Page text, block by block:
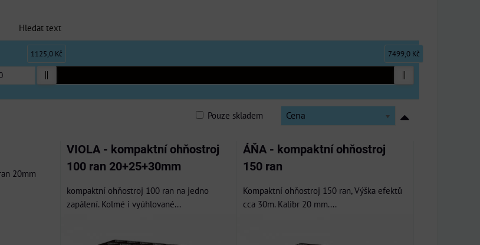
Hledat text
1125,0 Kč 7499,0 Kč
Cena
Pouze skladem
20mm
VIOLA - kompaktní ohňostroj
100 ran 20+25+30mm
kompaktní ohňostroj 100 ran na jedno
zapálení. Kolmé i vyúhlované...
ÁŇA - kompaktní ohňostroj
150 ran
Kompaktní ohňostroj 150 ran, Výška efektů
cca 30m. Kalibr 20 mm....